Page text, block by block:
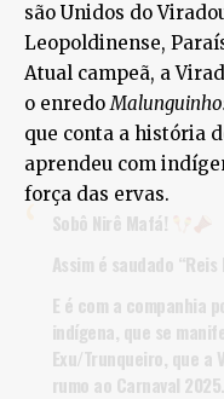
são Unidos do
Leopoldinense,
Atual campeã, a
o enredo
que conta a história
aprendeu com
força das ervas.
Sobô Nirê Mafá!
Assim é saudado
E é com a companhia
indígena, que se
Exu/Trunqueiro, que a
rumo ao Carnaval 2025.